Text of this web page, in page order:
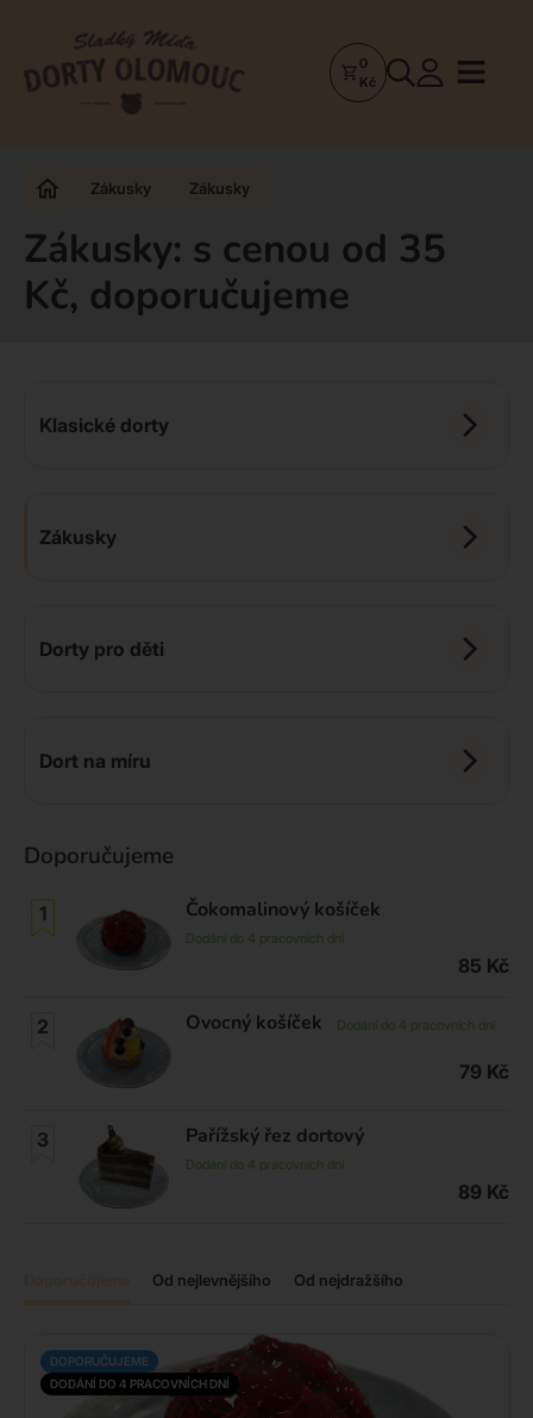
Dorty
dorty
poctivá
cukrárna
0
Kč
Zákusky Zákusky
Zákusky: s cenou od 35
Kč, doporučujeme
Klasické dorty
Zákusky
Dorty pro děti
Dort na míru
Doporučujeme
Čokomalinový košíček
Dodání do 4 pracovních dní
85 Kč
Ovocný košíček Dodání do 4 pracovních dní
79 Kč
Pařížský řez dortový
Dodání do 4 pracovních dní
89 Kč
Od nejlevnějšího Od nejdražšího
DOPORUČUJEME
DODÁNÍ DO 4 PRACOVNÍCH DNÍ